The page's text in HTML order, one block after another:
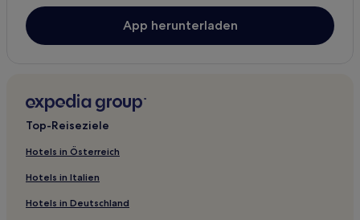
App herunterladen
Top-Reiseziele
Hotels in Österreich
Hotels in Italien
Hotels in Deutschland